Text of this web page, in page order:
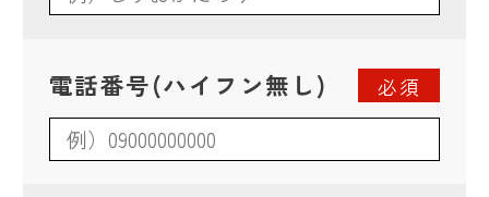
電話番号(ハイフン無し) 必須